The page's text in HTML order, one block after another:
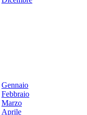
Gennaio
Febbraio
Marzo
Aprile